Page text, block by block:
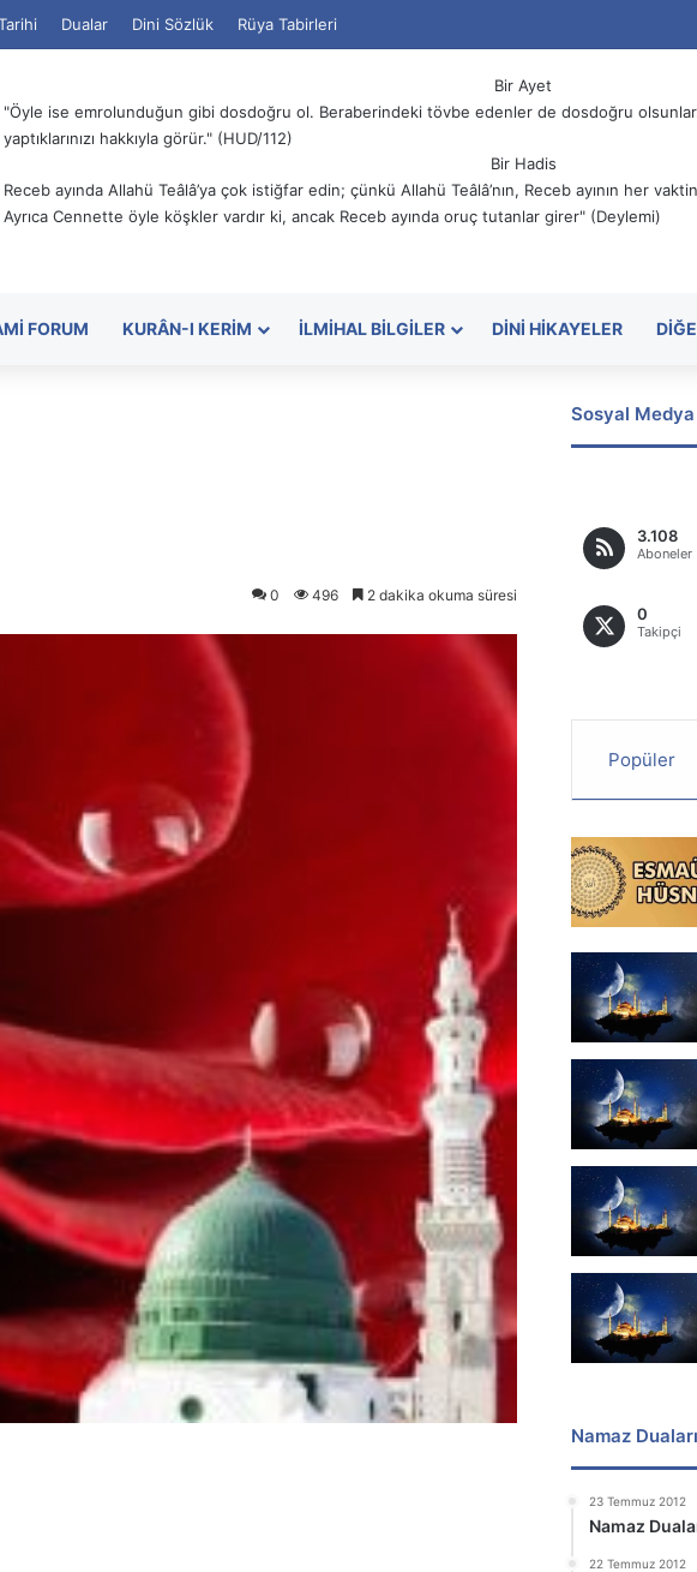
Dualar Dini Sözlük Rüya Tabirleri
Bir Ayet
"Öyle ise emrolunduğun gibi dosdoğru ol. Beraberindeki tövbe edenler de dosdoğru
yaptıklarınızı hakkıyla görür." (HUD/112)
Bir Hadis
Receb ayında Allahü Teâlâ’ya çok istiğfar edin; çünkü Allahü Teâlâ’nın, Receb ayının her
Ayrıca Cennette öyle köşkler vardır ki, ancak Receb ayında oruç tutanlar girer" (Deylemi)
FORUM KURÂN-I KERIM İLMIHAL BILGILER DINI HIKAYELER
0 496 2 dakika okuma süresi
Sosyal Medya
3.108
Aboneler
0
Takipçi
Popüler
Namaz Duaları
23 Temmuz 2012
Namaz
22 Temmuz 2012